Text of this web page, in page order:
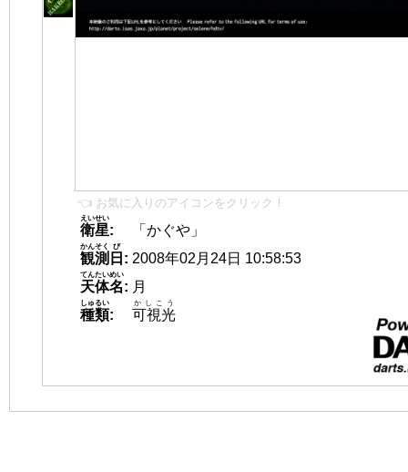
👈 お気に入りのアイコンをクリック！
衛星
えいせい
:
「かぐや」
観測
かんそく
日
び
: 2008年02月24日 10:58:53
天体名
てんたいめい
: 月
種類
しゅるい
: 可視光
かしこう